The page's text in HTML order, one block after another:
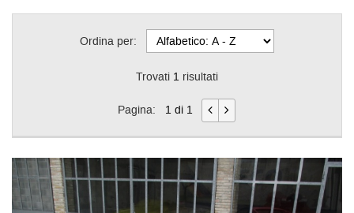
Ordina per:
Trovati 1 risultati
Pagina: 1 di 1